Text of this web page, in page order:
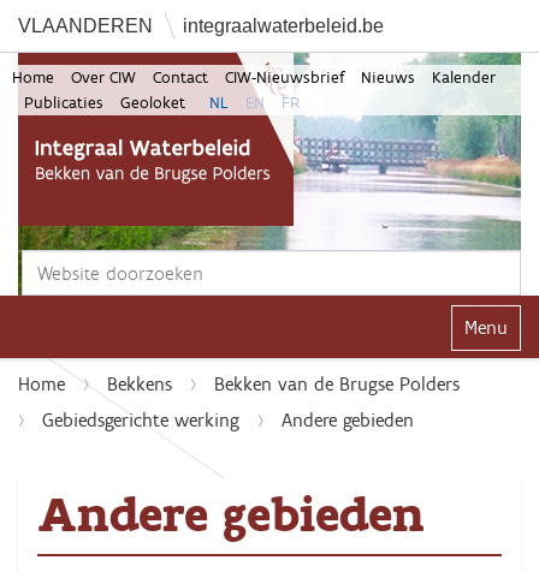
VLAANDEREN integraalwaterbeleid.be
Zoek
Home Over CIW Contact CIW-Nieuwsbrief Nieuws
Kalender
Publicaties
Geoloket NL EN FR
Klap
Home Bekkens
Bekken van de Brugse Polders
Gebiedsgerichte werking
Andere gebieden
Andere gebieden